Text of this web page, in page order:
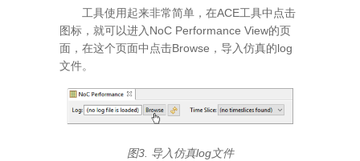
工具使用起来非常简单，在ACE工具中点击
图标，就可以进入NoC Performance View的页
面，在这个页面中点击Browse，导入仿真的log
文件。
图3. 导入仿真log文件